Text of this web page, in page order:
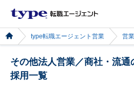
type転職エージェント営業 営業
その他法人営業／商社・流
採用一覧